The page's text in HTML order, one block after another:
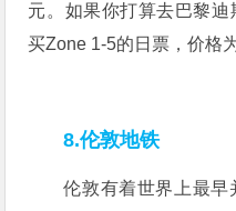
元。如果你打算去巴黎
买Zone 1-5的日票，价格
8.伦敦地铁
伦敦有着世界上最早